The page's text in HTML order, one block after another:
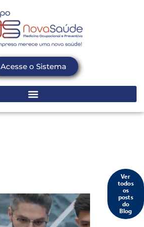
Acesse o Sistema
Ver
todos
os
posts
do
Blog